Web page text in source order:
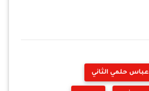
عباس حلمي الثاني